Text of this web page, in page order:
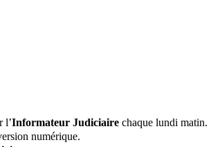
l’Informateur Judiciaire chaque lundi matin.
numérique.